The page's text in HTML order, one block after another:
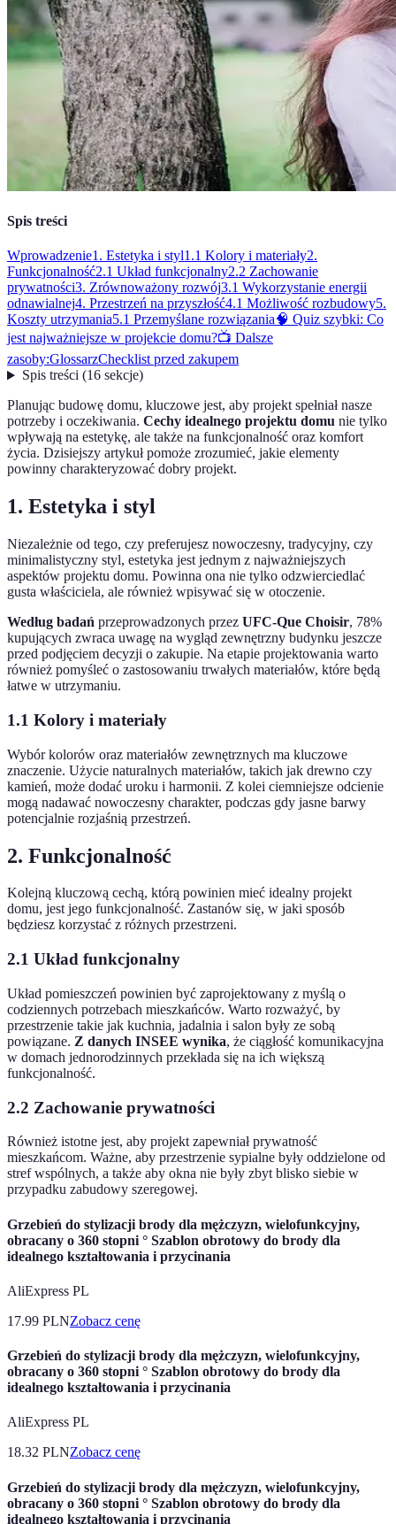
Spis treści
Wprowadzenie1. Estetyka i styl1.1 Kolory i materiały2.
Funkcjonalność2.1 Układ funkcjonalny2.2 Zachowanie
prywatności3. Zrównoważony rozwój3.1 Wykorzystanie energii
odnawialnej4. Przestrzeń na przyszłość4.1 Możliwość rozbudowy5.
Koszty utrzymania5.1 Przemyślane rozwiązania🧠 Quiz szybki: Co
jest najważniejsze w projekcie domu?📺 Dalsze
zasoby:GlossarzChecklist przed zakupem
Spis treści(16 sekcje)
Planując budowę domu, kluczowe jest, aby projekt spełniał nasze
potrzeby i oczekiwania. Cechy idealnego projektu domu nie tylko
wpływają na estetykę, ale także na funkcjonalność oraz komfort
życia. Dzisiejszy artykuł pomoże zrozumieć, jakie elementy
powinny charakteryzować dobry projekt.
1. Estetyka i styl
Niezależnie od tego, czy preferujesz nowoczesny, tradycyjny, czy
minimalistyczny styl, estetyka jest jednym z najważniejszych
aspektów projektu domu. Powinna ona nie tylko odzwierciedlać
gusta właściciela, ale również wpisywać się w otoczenie.
Według badań przeprowadzonych przez UFC-Que Choisir, 78%
kupujących zwraca uwagę na wygląd zewnętrzny budynku jeszcze
przed podjęciem decyzji o zakupie. Na etapie projektowania warto
również pomyśleć o zastosowaniu trwałych materiałów, które będą
łatwe w utrzymaniu.
1.1 Kolory i materiały
Wybór kolorów oraz materiałów zewnętrznych ma kluczowe
znaczenie. Użycie naturalnych materiałów, takich jak drewno czy
kamień, może dodać uroku i harmonii. Z kolei ciemniejsze odcienie
mogą nadawać nowoczesny charakter, podczas gdy jasne barwy
potencjalnie rozjaśnią przestrzeń.
2. Funkcjonalność
Kolejną kluczową cechą, którą powinien mieć idealny projekt
domu, jest jego funkcjonalność. Zastanów się, w jaki sposób
będziesz korzystać z różnych przestrzeni.
2.1 Układ funkcjonalny
Układ pomieszczeń powinien być zaprojektowany z myślą o
codziennych potrzebach mieszkańców. Warto rozważyć, by
przestrzenie takie jak kuchnia, jadalnia i salon były ze sobą
powiązane. Z danych INSEE wynika, że ciągłość komunikacyjna
w domach jednorodzinnych przekłada się na ich większą
funkcjonalność.
2.2 Zachowanie prywatności
Również istotne jest, aby projekt zapewniał prywatność
mieszkańcom. Ważne, aby przestrzenie sypialne były oddzielone od
stref wspólnych, a także aby okna nie były zbyt blisko siebie w
przypadku zabudowy szeregowej.
Grzebień do stylizacji brody dla mężczyzn, wielofunkcyjny,
obracany o 360 stopni ° Szablon obrotowy do brody dla
idealnego kształtowania i przycinania
AliExpress PL
17.99 PLNZobacz cenę
Grzebień do stylizacji brody dla mężczyzn, wielofunkcyjny,
obracany o 360 stopni ° Szablon obrotowy do brody dla
idealnego kształtowania i przycinania
AliExpress PL
18.32 PLNZobacz cenę
Grzebień do stylizacji brody dla mężczyzn, wielofunkcyjny,
obracany o 360 stopni ° Szablon obrotowy do brody dla
idealnego kształtowania i przycinania